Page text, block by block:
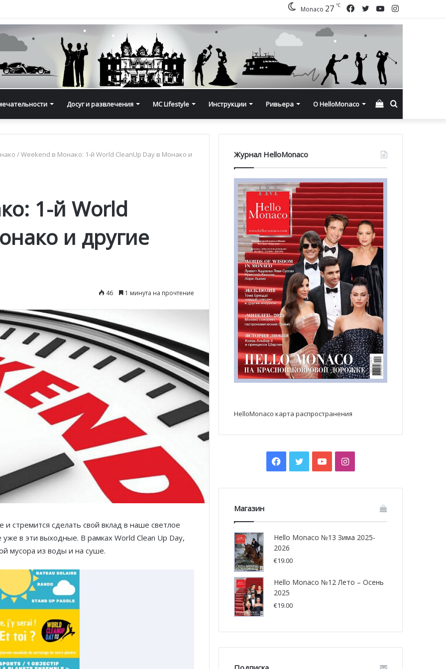
Instagram
YouTube
Twitter
Facebook
Monaco 27 ℃
Досуг и развлечения MC Lifestyle Инструкции Ривьера О HelloMonaco Смотреть
корзину
/Weekend в Монако: 1-й World CleanUp Day в Монако и
1-й World
и другие
46 1 минута на прочтение
стремится сделать свой вклад в наше светлое
в эти выходные. В рамках World Clean Up Day,
мусора из воды и на суше.
Журнал HelloMonaco
HelloMonaco карта распространения
Facebook
TwitterYouTubeInstagram
Магазин
Hello Monaco №13 Зима 2025-
2026
€19.00
Hello Monaco №12 Лето – Осень
2025
€19.00